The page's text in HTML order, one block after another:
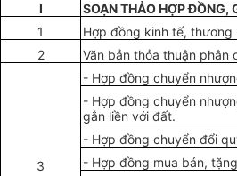
I
SOẠN THẢO HỢP ĐỒNG,
1
Hợp đồng kinh tế,
2
Văn bản thỏa thuận phân
3
- Hợp đồng chuyển
- Hợp đồng chuyển
gắn liền với đất.
- Hợp đồng chuyển đổi
- Hợp đồng mua bán,